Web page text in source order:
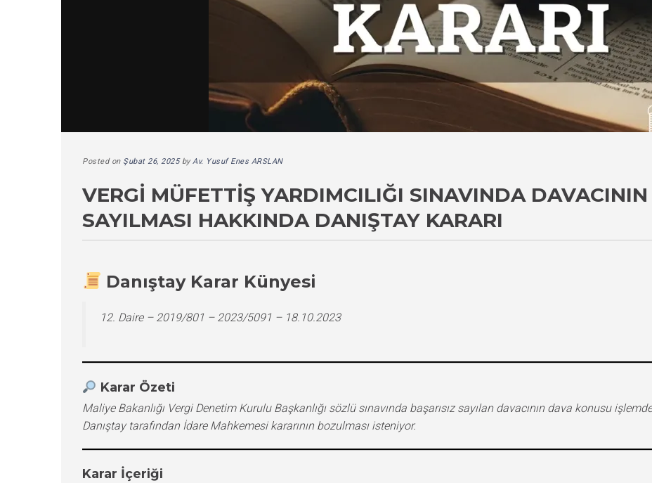
Posted on Şubat 26, 2025byAv. Yusuf Enes ARSLAN
VERGI MÜFETTIŞ YARDIMCILIĞI SINAVINDA
SAYILMASI HAKKINDA DANIŞTAY KARARI
Danıştay Karar Künyesi
12. Daire – 2019/801 – 2023/5091 – 18.10.2023
Karar Özeti
Maliye Bakanlığı Vergi Denetim Kurulu Başkanlığı sözlü sınavında başarısız sayılan davacının dava konusu
Danıştay tarafından İdare Mahkemesi kararının bozulması isteniyor.
Karar İçeriği